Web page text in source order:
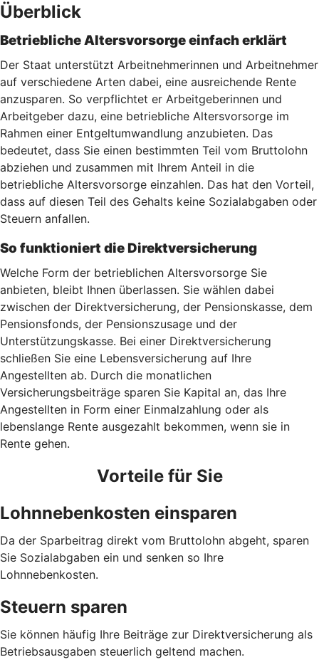
Überblick
Betriebliche Altersvorsorge einfach erklärt
Der Staat unterstützt Arbeitnehmerinnen und Arbeitnehmer
auf verschiedene Arten dabei, eine ausreichende Rente
anzusparen. So verpflichtet er Arbeitgeberinnen und
Arbeitgeber dazu, eine betriebliche Altersvorsorge im
Rahmen einer Entgeltumwandlung anzubieten. Das
bedeutet, dass Sie einen bestimmten Teil vom Bruttolohn
abziehen und zusammen mit Ihrem Anteil in die
betriebliche Altersvorsorge einzahlen. Das hat den Vorteil,
dass auf diesen Teil des Gehalts keine Sozialabgaben oder
Steuern anfallen.
So funktioniert die Direktversicherung
Welche Form der betrieblichen Altersvorsorge Sie
anbieten, bleibt Ihnen überlassen. Sie wählen dabei
zwischen der Direktversicherung, der Pensionskasse, dem
Pensionsfonds, der Pensionszusage und der
Unterstützungskasse. Bei einer Direktversicherung
schließen Sie eine Lebensversicherung auf Ihre
Angestellten ab. Durch die monatlichen
Versicherungsbeiträge sparen Sie Kapital an, das Ihre
Angestellten in Form einer Einmalzahlung oder als
lebenslange Rente ausgezahlt bekommen, wenn sie in
Rente gehen.
Vorteile für Sie
Lohnnebenkosten einsparen
Da der Sparbeitrag direkt vom Bruttolohn abgeht, sparen
Sie Sozialabgaben ein und senken so Ihre
Lohnnebenkosten.
Steuern sparen
Sie können häufig Ihre Beiträge zur Direktversicherung als
Betriebsausgaben steuerlich geltend machen.